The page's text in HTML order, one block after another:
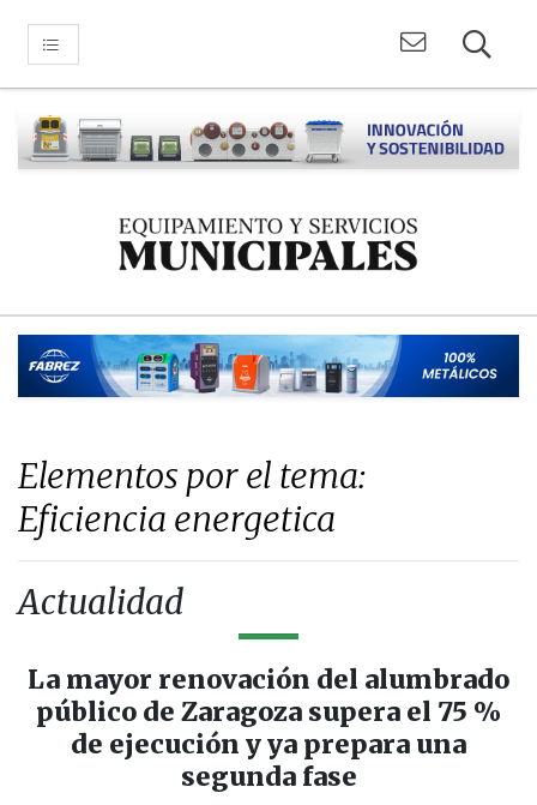
Elementos por el tema:
Eficiencia energetica
Actualidad
La mayor renovación del alumbrado
público de Zaragoza supera el 75 %
de ejecución y ya prepara una
segunda fase